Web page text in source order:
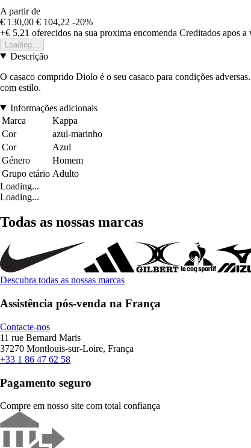
A partir de
€ 130,00 € 104,22 -20%
+€ 5,21 oferecidos na sua proxima encomenda Creditados apos a
Loading...
Descrição
O casaco comprido Diolo é o seu casaco para condições
com estilo.
Informações adicionais
Marca
Kappa
Cor
azul-marinho
Cor
Azul
Género
Homem
Grupo etário Adulto
Loading...
Loading...
Todas as nossas marcas
Descubra todas as nossas marcas
Assistência pós-venda na França
Contacte-nos
11 rue Bernard Maris
37270 Montlouis-sur-Loire, França
+33 1 86 47 62 58
Pagamento seguro
Compre em nosso site com total confiança